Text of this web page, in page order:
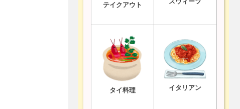
テイクアウト
タイ料理 イタリアン